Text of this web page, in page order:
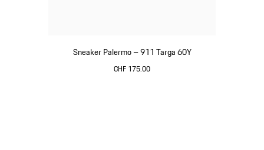
Sneaker Palermo – 911 Targa 60Y
CHF 175.00